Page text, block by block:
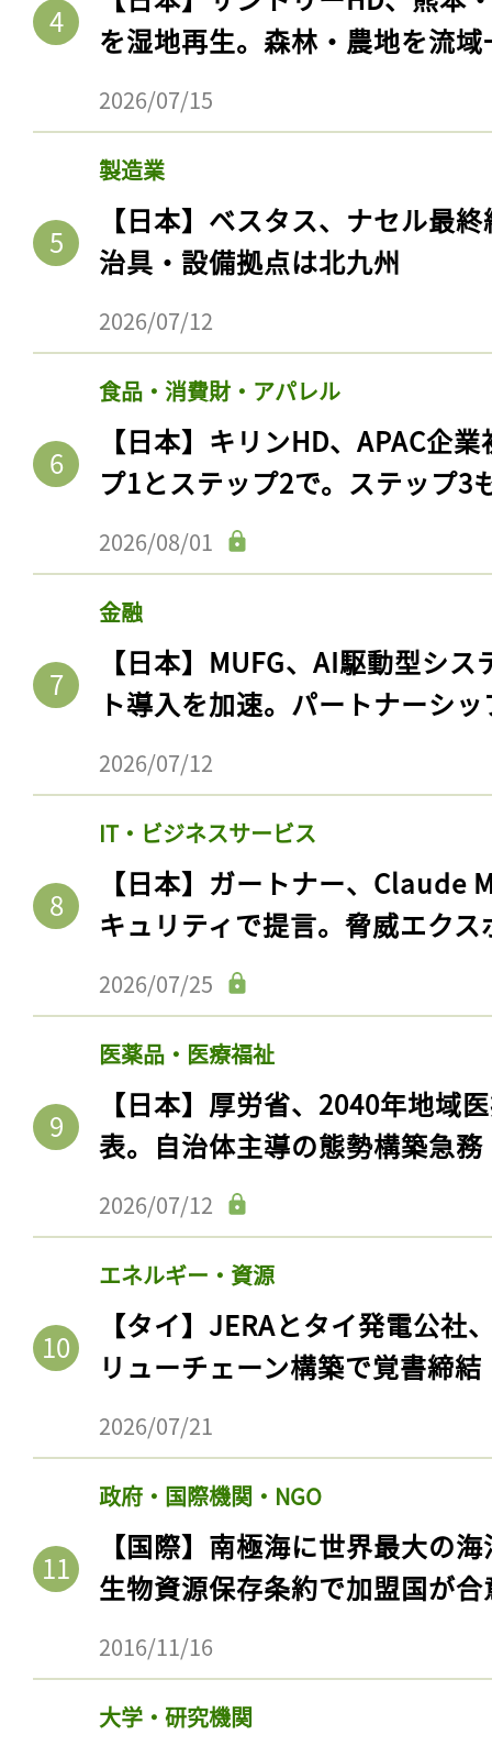
を湿地再生。森林・農地を流
2026/07/15
製造業
【日本】ベスタス、ナセル最
治具・設備拠点は北九州
2026/07/12
食品・消費財・アパレル
【日本】キリンHD、APAC企
プ1とステップ2で。ステップ3
2026/08/01
金融
【日本】MUFG、AI駆動型シ
ト導入を加速。パートナーシ
2026/07/12
IT・ビジネスサービス
【日本】ガートナー、Claude
キュリティで提言。脅威エク
2026/07/25
医薬品・医療福祉
【日本】厚労省、2040年地域
表。自治体主導の態勢構築急務
2026/07/12
エネルギー・資源
【タイ】JERAとタイ発電公社
リューチェーン構築で覚書締結
2026/07/21
政府・国際機関・NGO
【国際】南極海に世界最大の
生物資源保存条約で加盟国が合
2016/11/16
大学・研究機関
記事をお気に入りに
ログインが必